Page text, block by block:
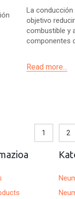
La
objetivo
combustible y
componentes
Read more...
1 2